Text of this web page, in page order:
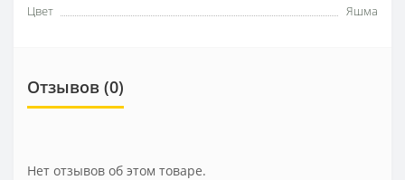
Цвет
Яшма
Отзывов (0)
Нет отзывов об этом товаре.